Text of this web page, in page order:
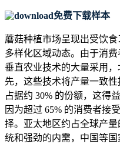
免费下载样本
蘑菇种植市场呈现出受饮
多样化区域动态。由于消
垂直农业技术的大量采用
先，这些技术将产量一致性
占据约 30% 的份额，这得
因为超过 65% 的消费者接
择。亚太地区约占全球产
统和强劲的内需，中国等